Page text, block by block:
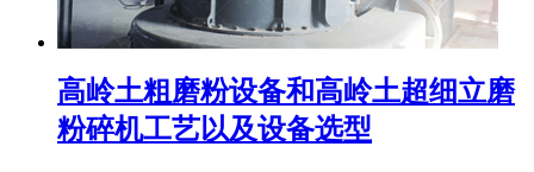
高岭土粗磨粉设备和高岭土超细立磨
粉碎机工艺以及设备选型